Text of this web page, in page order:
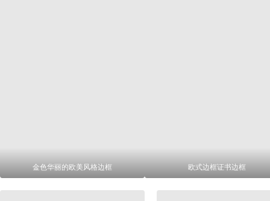
金色华丽的欧美风格边框 欧式边框证书边框